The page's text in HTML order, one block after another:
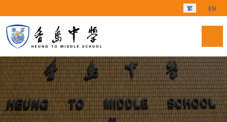
選擇你的語言
繁 EN